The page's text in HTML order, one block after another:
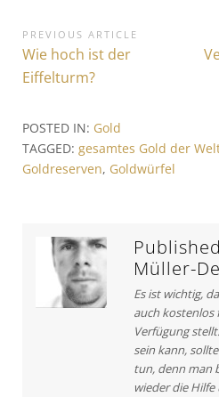
B
e
t
r
a
PREVIOUS ARTICLE
P
r
i
o
u
Wie hoch ist der
Eiffelturm?
N
r
e
:
POSTED IN: Gold
TAGGED: gesamtes Gold der
Goldreserven, Goldwürfel
Müller-
Es ist wichtig,
auch kostenlos
Verfügung
sein kann,
tun, denn man
wieder die